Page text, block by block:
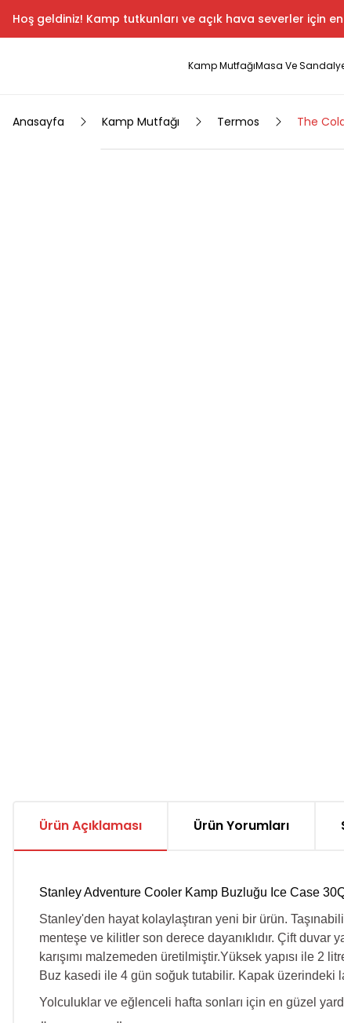
Hoş geldiniz! Kamp tutkunları ve açık hava severler için
Kamp MutfağıMasa Ve
Anasayfa Kamp Mutfağı Termos The
Ürün Açıklaması Ürün Yorumları
Stanley Adventure Cooler Kamp Buzluğu Ice Case
Stanley'den hayat kolaylaştıran yeni bir ürün.
menteşe ve kilitler son derece dayanıklıdır. Çift duvar
karışımı malzemeden üretilmiştir.Yüksek yapısı ile 2
Buz kasedi ile 4 gün soğuk tutabilir. Kapak üzerindeki
Yolculuklar ve eğlenceli hafta sonları için en güzel